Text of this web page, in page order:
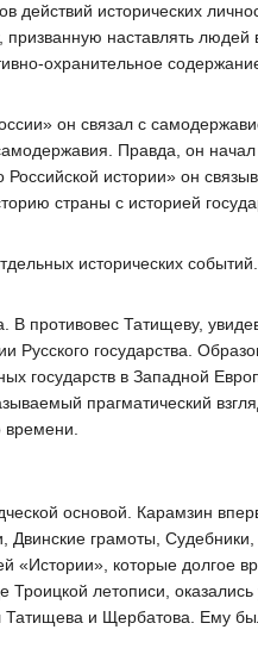
исторических
наставлять людей
охранительное
он связал с
Правда, он
истории» он
страны с историей
исторических
В противовес Татищеву,
государства.
государств в Западной
прагматический
времени.
основой. Карамзин
Двинские грамоты,
«Истории», которые долгое
Троицкой летописи,
Татищева и Щербатова. Ему